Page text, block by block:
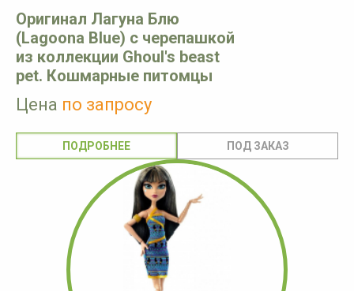
Оригинал Лагуна Блю
(Lagoona Blue) с черепашкой
из коллекции Ghoul's beast
pet. Кошмарные питомцы
Цена по запросу
ПОДРОБНЕЕ